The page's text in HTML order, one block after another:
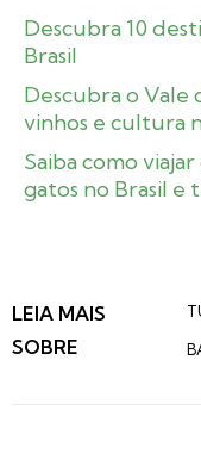
Descubra 10
Brasil
Descubra o Vale
vinhos e cultura
Saiba como
gatos no Brasil e
LEIA MAIS
SOBRE